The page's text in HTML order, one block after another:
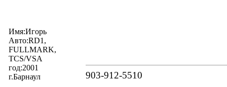
Имя:Игорь
Авто:RD1,
FULLMARK,
TCS/VSA
год:2001
г.Барнаул
903-912-5510